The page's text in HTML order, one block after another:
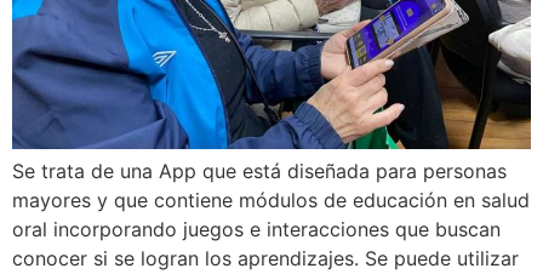
Se trata de una App que está diseñada para personas
mayores y que contiene módulos de educación en salud
oral incorporando juegos e interacciones que buscan
conocer si se logran los aprendizajes. Se puede utilizar